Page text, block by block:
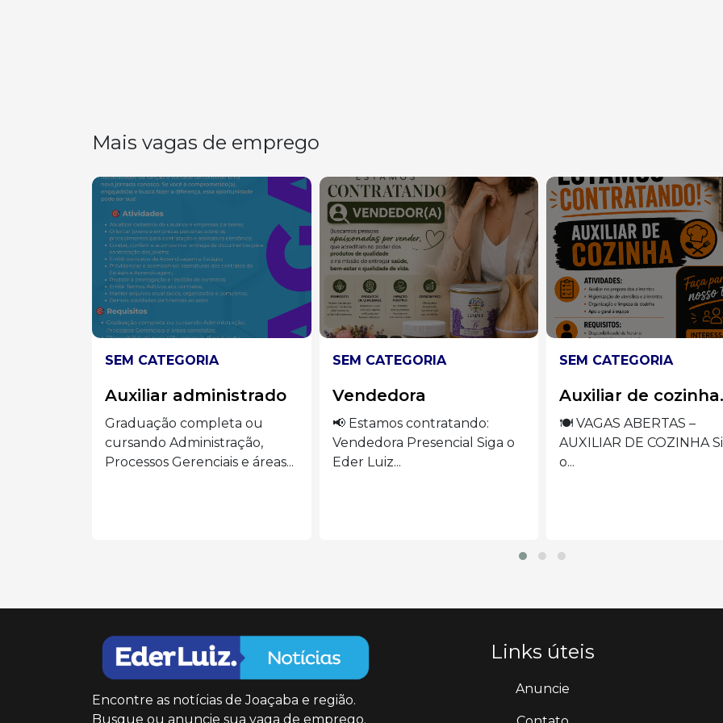
Mais vagas de emprego
SEM CATEGORIA
Vendedora
📢 Estamos contratando:
Vendedora Presencial Siga o
Eder Luiz...
SEM CATEGORIA
Auxiliar de cozinha.
🍽️ VAGAS ABERTAS –
AUXILIAR DE COZINHA Siga
o...
SEM CATEGORIA
Operadora de
máquina de
VAGA ABERTA –
OPERADORA DE
Encontre as notícias de Joaçaba e região.
Busque ou anuncie sua vaga de emprego.
Links úteis
Anuncie